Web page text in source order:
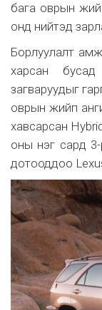
бага оврын
онд нийтэд
Борлуулалт
харсан
загваруудыг
оврын жийп
хавсарсан
оны нэг сард 3-
дотооддоо